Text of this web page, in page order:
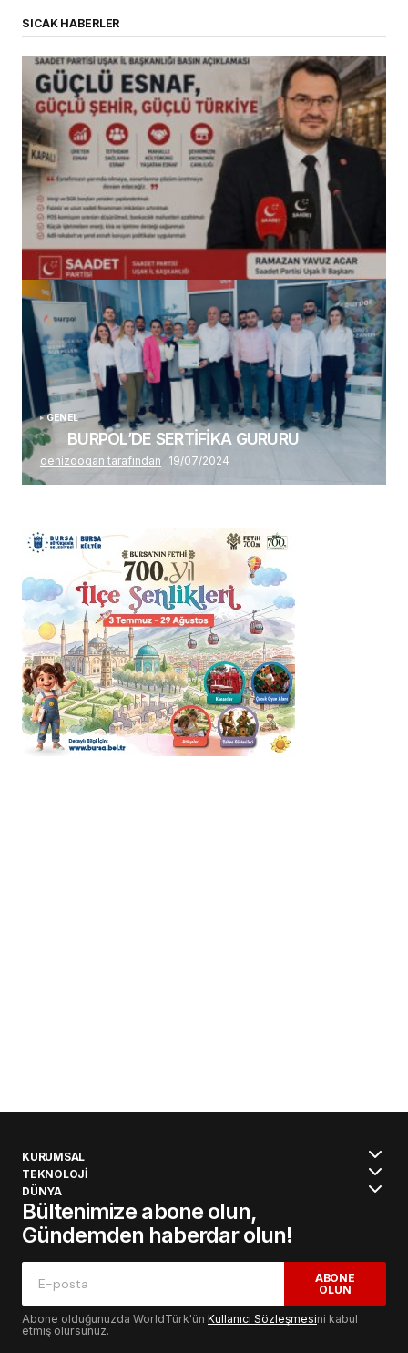
SICAK HABERLER
(başlıksız)
Alaattin Karahan tarafından 14/07/2026
GENEL
BURPOL’DE SERTİFİKA GURURU
denizdogan tarafından 19/07/2024
KURUMSAL
TEKNOLOJİ
DÜNYA
Bültenimize abone olun,
Gündemden haberdar olun!
ABONE
OLUN
Abone olduğunuzda WorldTürk'ün Kullanıcı Sözleşmesini kabul
etmiş olursunuz.